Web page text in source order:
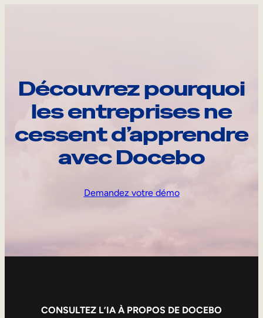
Découvrez pourquoi
les entreprises ne
cessent d’apprendre
avec Docebo
Demandez votre démo
CONSULTEZ L’IA À PROPOS DE DOCEBO